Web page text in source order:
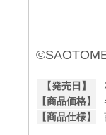
【発売日】
【商品価格】
【商品仕様】